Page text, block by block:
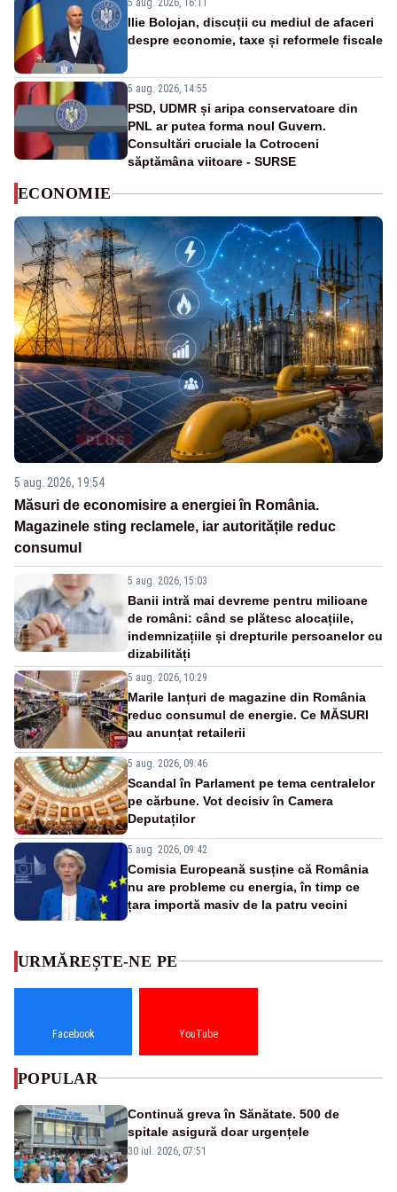
5 aug. 2026, 16:11
Ilie Bolojan, discuții cu mediul de afaceri
despre economie, taxe și reformele fiscale
5 aug. 2026, 14:55
PSD, UDMR și aripa conservatoare din
PNL ar putea forma noul Guvern.
Consultări cruciale la Cotroceni
săptămâna viitoare - SURSE
ECONOMIE
5 aug. 2026, 19:54
Măsuri de economisire a energiei în România.
Magazinele sting reclamele, iar autoritățile reduc
consumul
5 aug. 2026, 15:03
Banii intră mai devreme pentru milioane
de români: când se plătesc alocațiile,
indemnizațiile și drepturile persoanelor cu
dizabilități
5 aug. 2026, 10:29
Marile lanțuri de magazine din România
reduc consumul de energie. Ce MĂSURI
au anunțat retailerii
5 aug. 2026, 09:46
Scandal în Parlament pe tema centralelor
pe cărbune. Vot decisiv în Camera
Deputaților
5 aug. 2026, 09:42
Comisia Europeană susține că România
nu are probleme cu energia, în timp ce
țara importă masiv de la patru vecini
URMĂREȘTE-NE PE
Facebook YouTube
POPULAR
Continuă greva în Sănătate. 500 de
spitale asigură doar urgențele
30 iul. 2026, 07:51